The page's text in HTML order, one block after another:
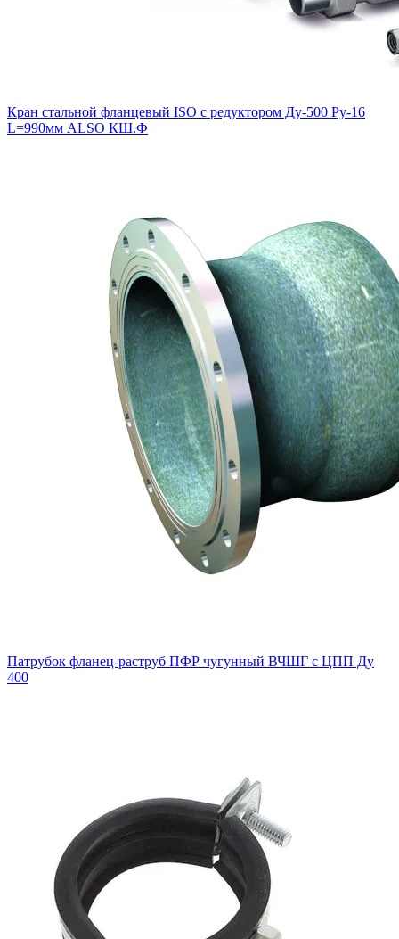
Кран стальной фланцевый ISO с редуктором Ду-500 Ру-16
L=990мм ALSO КШ.Ф
Патрубок фланец-раструб ПФР чугунный ВЧШГ с ЦПП Ду
400